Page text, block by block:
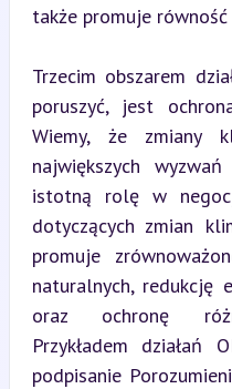
także promuje równość
Trzecim obszarem
poruszyć, jest
Wiemy, że zmiany
największych
istotną rolę w
dotyczących zmian
promuje
naturalnych, redukcję
oraz ochronę
Przykładem
podpisanie